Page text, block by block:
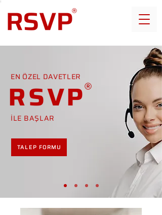
EN ÖZEL DAVETLER
RSVP
İLE BAŞLAR
TALEP FORMU